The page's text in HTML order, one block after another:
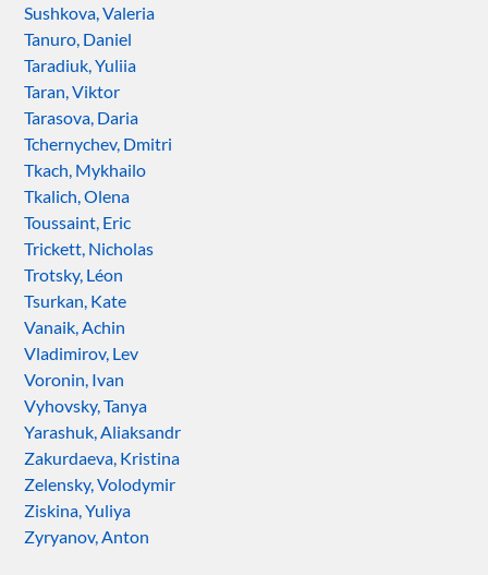
Sushkova, Valeria
Tanuro, Daniel
Taradiuk, Yuliia
Taran, Viktor
Tarasova, Daria
Tchernychev, Dmitri
Tkach, Mykhailo
Tkalich, Olena
Toussaint, Eric
Trickett, Nicholas
Trotsky, Léon
Tsurkan, Kate
Vanaik, Achin
Vladimirov, Lev
Voronin, Ivan
Vyhovsky, Tanya
Yarashuk, Aliaksandr
Zakurdaeva, Kristina
Zelensky, Volodymir
Ziskina, Yuliya
Zyryanov, Anton